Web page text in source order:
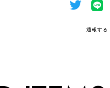
通報する